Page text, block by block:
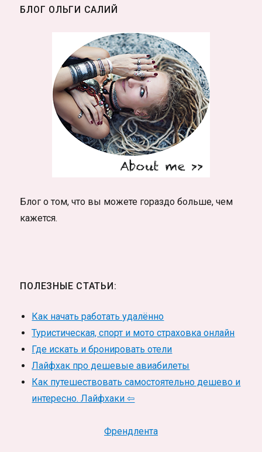
БЛОГ ОЛЬГИ САЛИЙ
Блог о том, что вы можете гораздо больше, чем
кажется.
ПОЛЕЗНЫЕ СТАТЬИ:
Как начать работать удалённо
Туристическая, спорт и мото страховка онлайн
Где искать и бронировать отели
Лайфхак про дешевые авиабилеты
Как путешествовать самостоятельно дешево и
интересно. Лайфхаки ⇦
Френдлента